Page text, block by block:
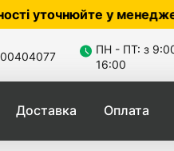
☎0503056010,
ПН - ПТ: з
16:00
Доставка Оплата